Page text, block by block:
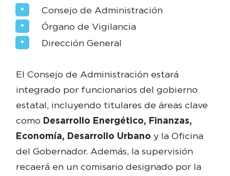
Consejo de Administración
Órgano de Vigilancia
Dirección General
El Consejo de Administración estará
integrado por funcionarios del gobierno
estatal, incluyendo titulares de áreas clave
como Desarrollo Energético, Finanzas,
Economía, Desarrollo Urbano y la Oficina
del Gobernador. Además, la supervisión
recaerá en un comisario designado por la